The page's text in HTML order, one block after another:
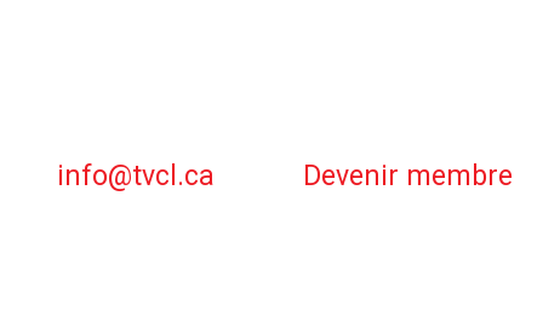
info@tvcl.ca Devenir membre